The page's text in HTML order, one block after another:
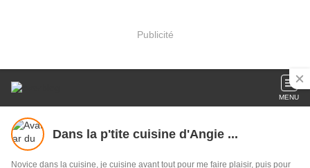
Publicité
MENU
Dans la p'tite cuisine d'Angie ...
Novice dans la cuisine, je cuisine avant tout pour me faire plaisir, puis pour